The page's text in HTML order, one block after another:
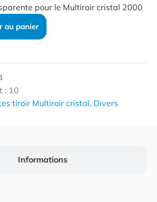
pour le Multiroir cristal 2000
au panier
: 10
tiroir Multiroir cristal, Divers
Informations